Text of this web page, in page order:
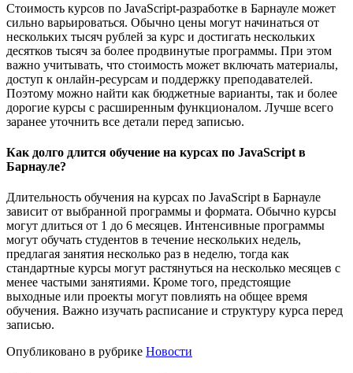
Стоимость курсов по JavaScript-разработке в Барнауле может
сильно варьироваться. Обычно цены могут начинаться от
нескольких тысяч рублей за курс и достигать нескольких
десятков тысяч за более продвинутые программы. При этом
важно учитывать, что стоимость может включать материалы,
доступ к онлайн-ресурсам и поддержку преподавателей.
Поэтому можно найти как бюджетные варианты, так и более
дорогие курсы с расширенным функционалом. Лучше всего
заранее уточнить все детали перед записью.
Как долго длится обучение на курсах по JavaScript в
Барнауле?
Длительность обучения на курсах по JavaScript в Барнауле
зависит от выбранной программы и формата. Обычно курсы
могут длиться от 1 до 6 месяцев. Интенсивные программы
могут обучать студентов в течение нескольких недель,
предлагая занятия несколько раз в неделю, тогда как
стандартные курсы могут растянуться на несколько месяцев с
менее частыми занятиями. Кроме того, предстоящие
выходные или проекты могут повлиять на общее время
обучения. Важно изучать расписание и структуру курса перед
записью.
Опубликовано в рубрике Новости